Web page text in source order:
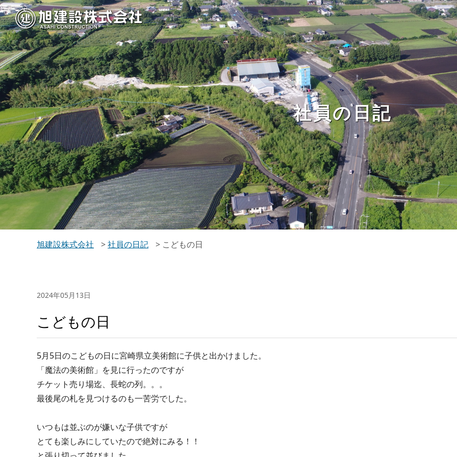
社員の日記
旭建設株式会社 >社員の日記 > こどもの日
2024年05月13日
こどもの日
5月5日のこどもの日に宮崎県立美術館に子供と出かけました。
「魔法の美術館」を見に行ったのですが
チケット売り場迄、長蛇の列。。。
最後尾の札を見つけるのも一苦労でした。
いつもは並ぶのが嫌いな子供ですが
とても楽しみにしていたので絶対にみる！！